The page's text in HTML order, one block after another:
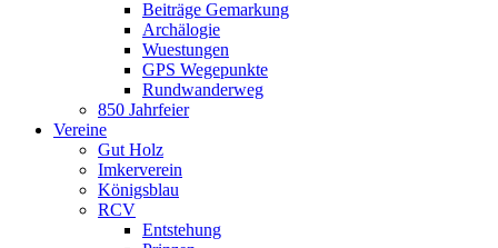
Beiträge Gemarkung
Archälogie
Wuestungen
GPS Wegepunkte
Rundwanderweg
850 Jahrfeier
Vereine
Gut Holz
Imkerverein
Königsblau
RCV
Entstehung